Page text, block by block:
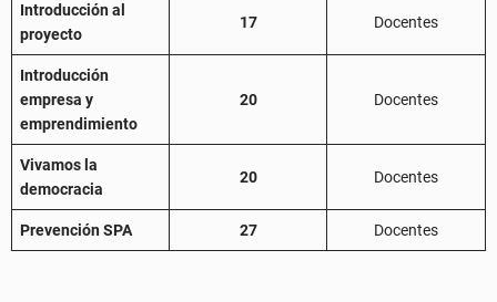
Introducción al
proyecto
17 Docentes
Introducción
empresa y
emprendimiento
20 Docentes
Vivamos la
democracia
20 Docentes
Prevención SPA 27 Docentes